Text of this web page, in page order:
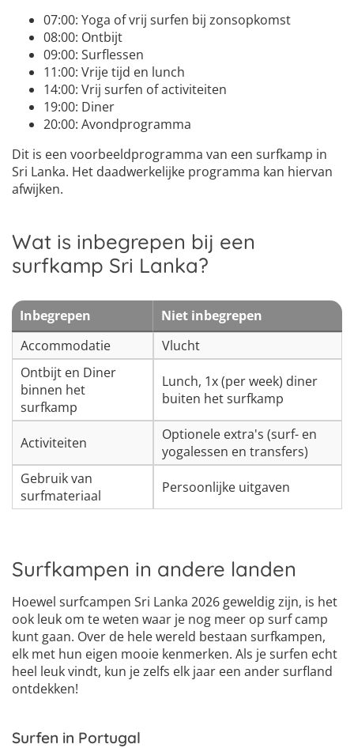
07:00: Yoga of vrij surfen bij zonsopkomst
08:00: Ontbijt
09:00: Surflessen
11:00: Vrije tijd en lunch
14:00: Vrij surfen of activiteiten
19:00: Diner
20:00: Avondprogramma
Dit is een voorbeeldprogramma van een surfkamp in
Sri Lanka. Het daadwerkelijke programma kan hiervan
afwijken.
Wat is inbegrepen bij een
surfkamp Sri Lanka?
Inbegrepen
Niet inbegrepen
Accommodatie
Vlucht
Ontbijt en Diner
binnen het
surfkamp
Lunch, 1x (per week) diner
buiten het surfkamp
Activiteiten
Optionele extra's (surf- en
yogalessen en transfers)
Gebruik van
surfmateriaal
Persoonlijke uitgaven
Surfkampen in andere landen
Hoewel surfcampen Sri Lanka 2026 geweldig zijn, is het
ook leuk om te weten waar je nog meer op surf camp
kunt gaan. Over de hele wereld bestaan surfkampen,
elk met hun eigen mooie kenmerken. Als je surfen echt
heel leuk vindt, kun je zelfs elk jaar een ander surfland
ontdekken!
Surfen in Portugal